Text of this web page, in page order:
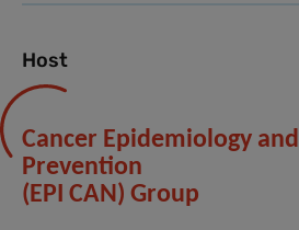
Host
Cancer Epidemiology and
Prevention
(EPI CAN) Group